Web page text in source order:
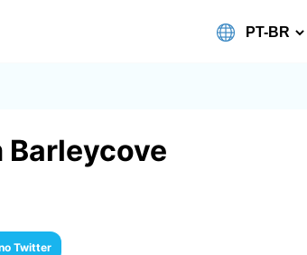
Barleycove
Twitter